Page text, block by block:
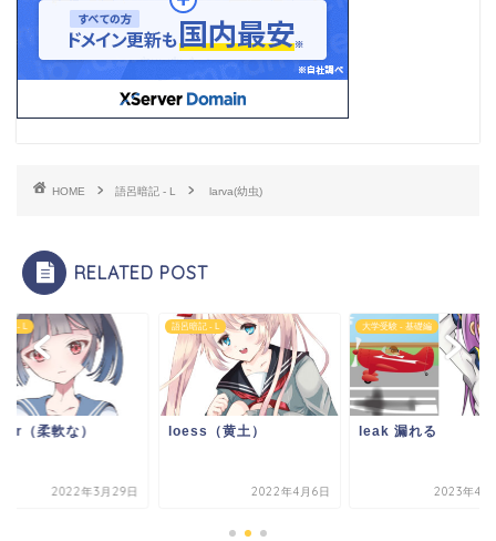
HOME 語呂暗記 - L larva(幼虫)
RELATED POST
記 - L
（柔軟な）
2022年3月29日
語呂暗記 - L
loess（黄土）
2022年4月6日
大学受験 - 基礎編
leak 漏れる
2023年4